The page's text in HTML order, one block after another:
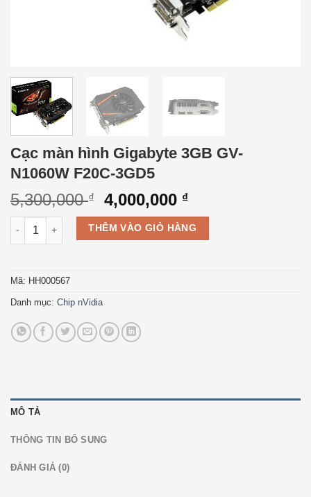
Cạc màn hình Gigabyte 3GB GV-
N1060W F20C-3GD5
5,300,000₫ 4,000,000 ₫
Cạc màn hình Gigabyte 3GB GV-N1060W F20C-3GD5 số lượng
THÊM VÀO GIỎ HÀNG
Mã: HH000567
Danh mục: Chip nVidia
MÔ TẢ
THÔNG TIN BỔ SUNG
ĐÁNH GIÁ (0)